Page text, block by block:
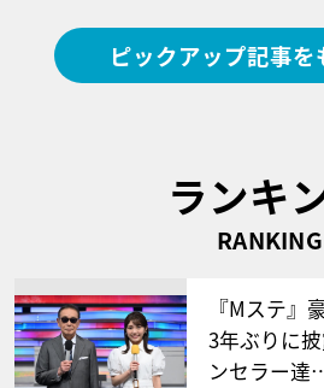
ピックアップ記事を
ランキ
RANKING
『Mステ』
3年ぶりに
ンセラー達